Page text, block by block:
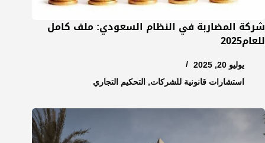
شركة المضاربة في النظام السعودي: ملف كامل
للعام2025
يوليو 20, 2025
استشارات قانونية للشركات, التحكيم التجاري